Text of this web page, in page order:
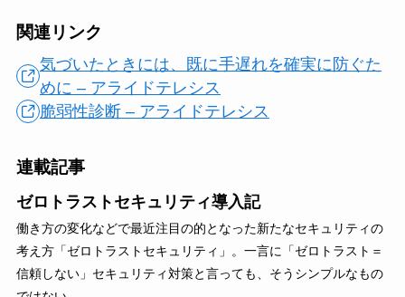
関連リンク
気づいたときには、既に手遅れを確実に防ぐた
めに – アライドテレシス
脆弱性診断 – アライドテレシス
連載記事
ゼロトラストセキュリティ導入記
働き方の変化などで最近注目の的となった新たなセキュリティの
考え方「ゼロトラストセキュリティ」。一言に「ゼロトラスト＝
信頼しない」セキュリティ対策と言っても、そうシンプルなもの